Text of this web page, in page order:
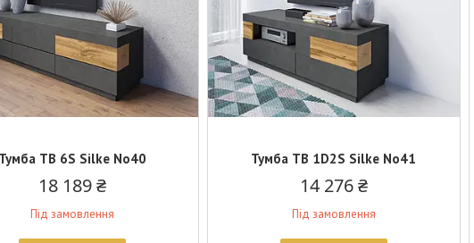
ТВ 6S Silke No40
18 189 ₴
Під замовлення
Тумба ТВ 1D2S Silke No41
14 276 ₴
Під замовлення